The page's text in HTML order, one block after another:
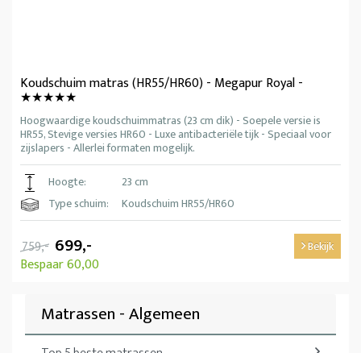
Koudschuim matras (HR55/HR60) - Megapur Royal -
★★★★★
Hoogwaardige koudschuimmatras (23 cm dik) - Soepele versie is
HR55, Stevige versies HR60 - Luxe antibacteriële tijk - Speciaal voor
zijslapers - Allerlei formaten mogelijk.
Hoogte:
23 cm
Type schuim:
Koudschuim HR55/HR60
759,- 699,-
Bespaar 60,00
Bekijk
Matrassen - Algemeen